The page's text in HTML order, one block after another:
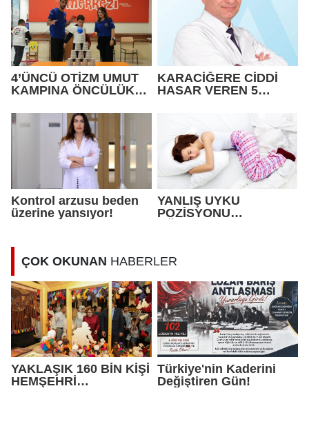
4’ÜNCÜ OTİZM UMUT
KAMPINA ÖNCÜLÜK
KARACİĞERE CİDDİ
HASAR VEREN 5
Kontrol arzusu beden
üzerine yansıyor!
YANLIŞ UYKU
POZİSYONU
ÇOK OKUNAN HABERLER
YAKLAŞIK 160 BİN KİŞİ
HEMŞEHRİ
Türkiye'nin Kaderini
Değiştiren Gün!